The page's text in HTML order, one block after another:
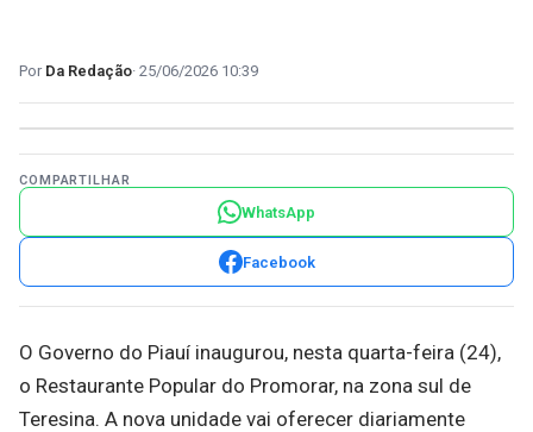
Da Redação 25/06/2026 10:39
COMPARTILHAR
WhatsApp
Facebook
O Governo do Piauí inaugurou, nesta quarta-feira (24),
o Restaurante Popular do Promorar, na zona sul de
Teresina. A nova unidade vai oferecer diariamente